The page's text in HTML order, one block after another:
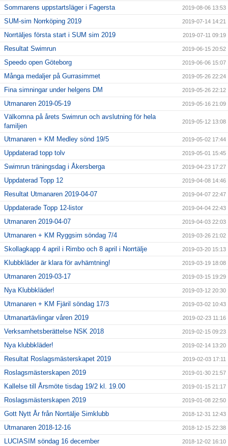
Sommarens uppstartsläger i Fagersta 2019-08-06 13:53
SUM-sim Norrköping 2019 2019-07-14 14:21
Norrtäljes första start i SUM sim 2019 2019-07-11 09:19
Resultat Swimrun 2019-06-15 20:52
Speedo open Göteborg 2019-06-06 15:07
Många medaljer på Gurrasimmet 2019-05-26 22:24
Fina simningar under helgens DM 2019-05-26 22:12
Utmanaren 2019-05-19 2019-05-16 21:09
Välkomna på årets Swimrun och avslutning för hela
familjen
2019-05-12 13:08
Utmanaren + KM Medley sönd 19/5 2019-05-02 17:44
Uppdaterad topp tolv 2019-05-01 15:45
Swimrun träningsdag i Åkersberga 2019-04-23 17:27
Uppdaterad Topp 12 2019-04-08 14:46
Resultat Utmanaren 2019-04-07 2019-04-07 22:47
Uppdaterade Topp 12-listor 2019-04-04 22:43
Utmanaren 2019-04-07 2019-04-03 22:03
Utmanaren + KM Ryggsim söndag 7/4 2019-03-26 21:02
Skollagkapp 4 april i Rimbo och 8 april i Norrtälje 2019-03-20 15:13
Klubbkläder är klara för avhämtning! 2019-03-19 18:08
Utmanaren 2019-03-17 2019-03-15 19:29
Nya Klubbkläder! 2019-03-12 20:30
Utmanaren + KM Fjäril söndag 17/3 2019-03-02 10:43
Utmanartävlingar våren 2019 2019-02-23 11:16
Verksamhetsberättelse NSK 2018 2019-02-15 09:23
Nya klubbkläder! 2019-02-14 13:20
Resultat Roslagsmästerskapet 2019 2019-02-03 17:11
Roslagsmästerskapen 2019 2019-01-30 21:57
Kallelse till Årsmöte tisdag 19/2 kl. 19.00 2019-01-15 21:17
Roslagsmästerskapen 2019 2019-01-08 22:50
Gott Nytt År från Norrtälje Simklubb 2018-12-31 12:43
Utmanaren 2018-12-16 2018-12-15 22:38
LUCIASIM söndag 16 december 2018-12-02 16:10